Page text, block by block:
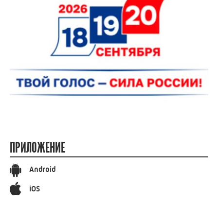
ПРИЛОЖЕНИЕ
Android
iOS